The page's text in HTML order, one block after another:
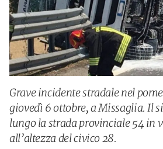
Grave incidente stradale nel
giovedì 6 ottobre, a Missaglia. Il
lungo la strada provinciale 54 in
all’altezza del civico 28.